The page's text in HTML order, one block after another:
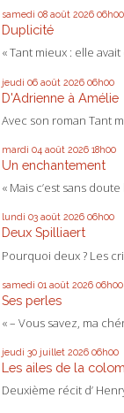
samedi 08 août 2026 06h00
Duplicité
« Tant mieux : elle
jeudi 06 août 2026 06h00
D'Adrienne à Amélie
Avec son roman Tant
mardi 04 août 2026 18h00
Un enchantement
« Mais c’est sans
lundi 03 août 2026 06h00
Deux Spilliaert
Pourquoi deux ? Les
samedi 01 août 2026 06h00
Ses perles
« – Vous savez, ma
jeudi 30 juillet 2026 06h00
Les ailes de la
Deuxième récit d’